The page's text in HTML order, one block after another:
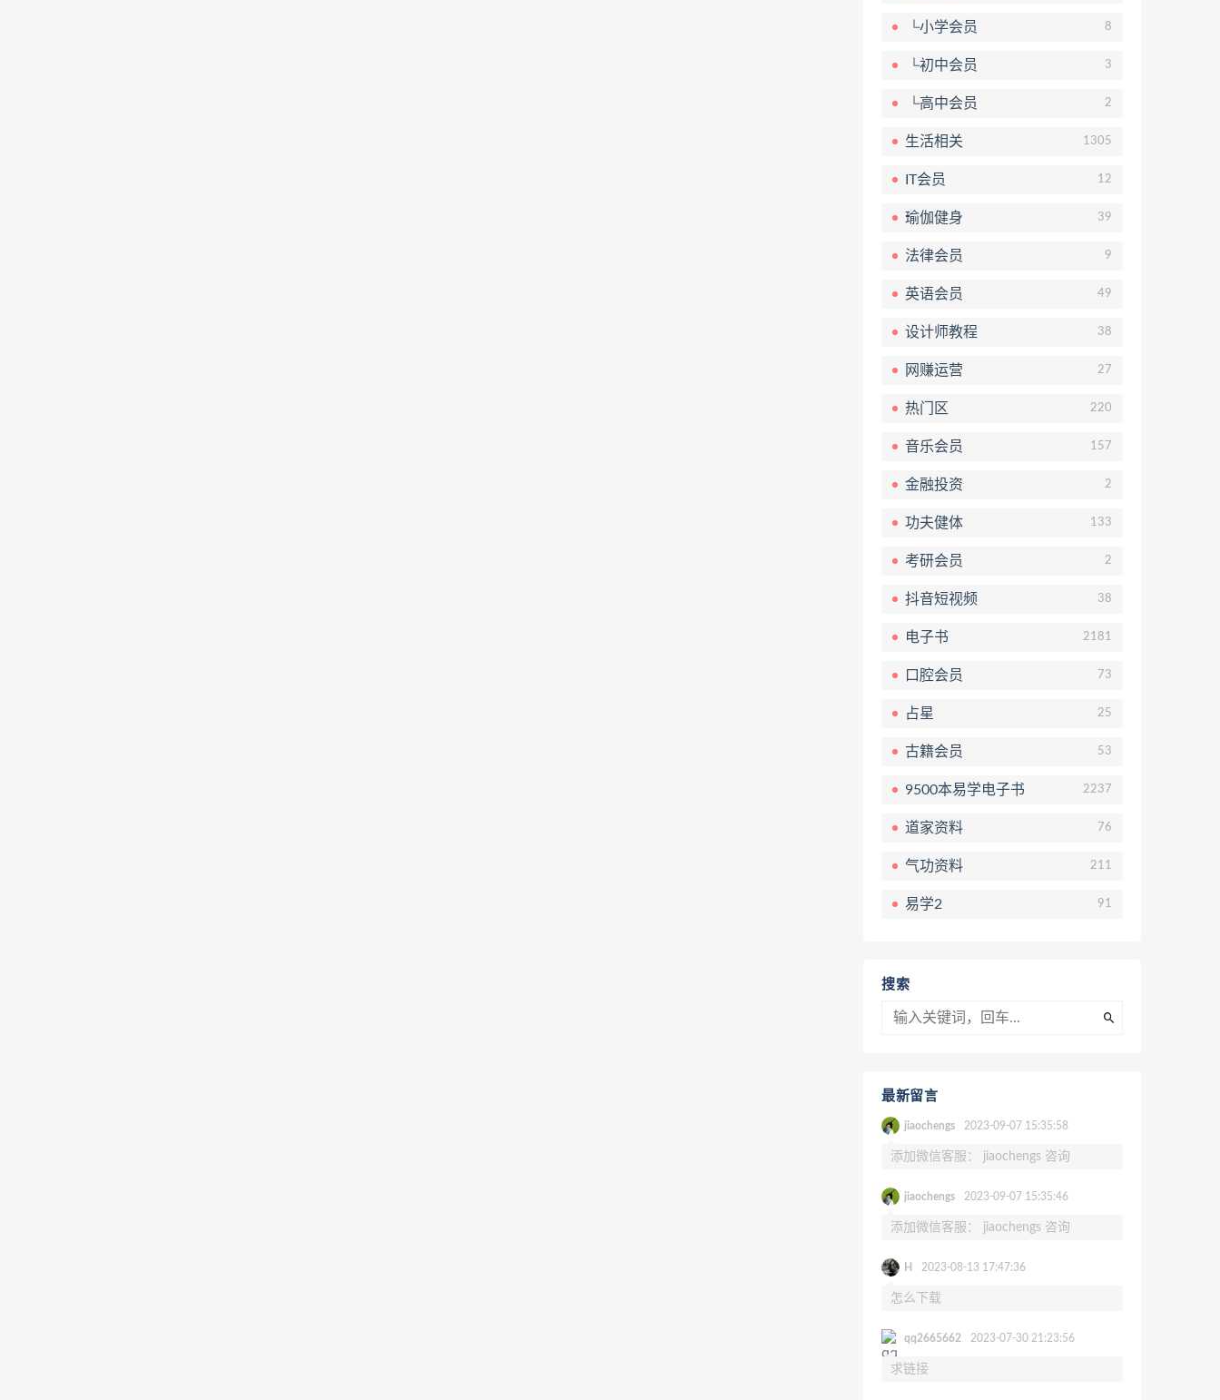
└小学会员 8
└初中会员 3
└高中会员 2
生活相关 1305
IT会员 12
瑜伽健身 39
法律会员 9
英语会员 49
设计师教程 38
网赚运营 27
热门区 220
音乐会员 157
金融投资 2
功夫健体 133
考研会员 2
抖音短视频 38
电子书 2181
口腔会员 73
占星 25
古籍会员 53
9500本易学电子书 2237
道家资料 76
气功资料 211
易学2 91
搜索
最新留言
jiaochengs 2023-09-07 15:35:58
添加微信客服： jiaochengs 咨询
jiaochengs 2023-09-07 15:35:46
添加微信客服： jiaochengs 咨询
H 2023-08-13 17:47:36
怎么下载
qq2665662 2023-07-30 21:23:56
求链接